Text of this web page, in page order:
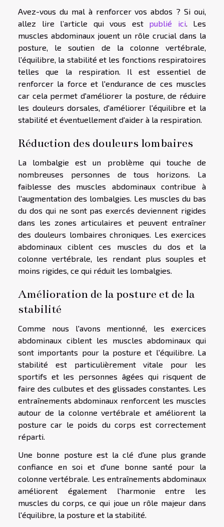
Avez-vous du mal à renforcer vos abdos ? Si oui,
allez lire l’article qui vous est publié ici. Les
muscles abdominaux jouent un rôle crucial dans la
posture, le soutien de la colonne vertébrale,
l'équilibre, la stabilité et les fonctions respiratoires
telles que la respiration. Il est essentiel de
renforcer la force et l'endurance de ces muscles
car cela permet d'améliorer la posture, de réduire
les douleurs dorsales, d'améliorer l'équilibre et la
stabilité et éventuellement d'aider à la respiration.
Réduction des douleurs lombaires
La lombalgie est un problème qui touche de
nombreuses personnes de tous horizons. La
faiblesse des muscles abdominaux contribue à
l'augmentation des lombalgies. Les muscles du bas
du dos qui ne sont pas exercés deviennent rigides
dans les zones articulaires et peuvent entraîner
des douleurs lombaires chroniques. Les exercices
abdominaux ciblent ces muscles du dos et la
colonne vertébrale, les rendant plus souples et
moins rigides, ce qui réduit les lombalgies.
Amélioration de la posture et de la
stabilité
Comme nous l'avons mentionné, les exercices
abdominaux ciblent les muscles abdominaux qui
sont importants pour la posture et l'équilibre. La
stabilité est particulièrement vitale pour les
sportifs et les personnes âgées qui risquent de
faire des culbutes et des glissades constantes. Les
entraînements abdominaux renforcent les muscles
autour de la colonne vertébrale et améliorent la
posture car le poids du corps est correctement
réparti.
Une bonne posture est la clé d'une plus grande
confiance en soi et d'une bonne santé pour la
colonne vertébrale. Les entraînements abdominaux
améliorent également l'harmonie entre les
muscles du corps, ce qui joue un rôle majeur dans
l'équilibre, la posture et la stabilité.